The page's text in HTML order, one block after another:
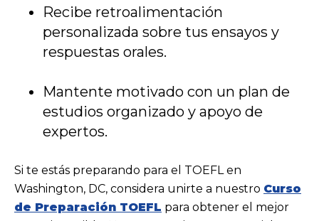
Recibe retroalimentación
personalizada sobre tus ensayos y
respuestas orales.
Mantente motivado con un plan de
estudios organizado y apoyo de
expertos.
Si te estás preparando para el TOEFL en
Washington, DC, considera unirte a nuestro Curso
de Preparación TOEFL para obtener el mejor